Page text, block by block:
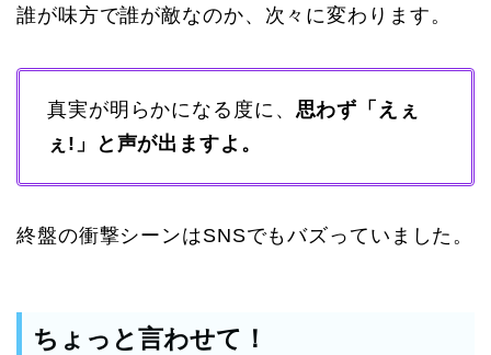
誰が味方で誰が敵なのか、次々に変わります。
真実が明らかになる度に、 思わず「えぇ
ぇ!」と声が出ますよ。
終盤の衝撃シーンはSNSでもバズっていました。
ちょっと言わせて！